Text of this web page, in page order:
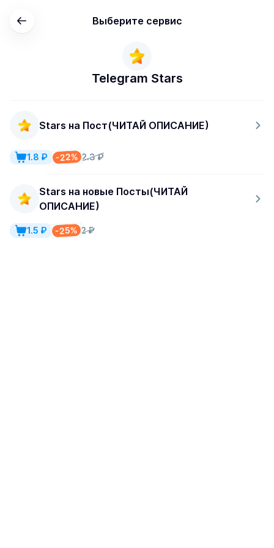
Выберите сервис
Telegram Stars
Stars на Пост(ЧИТАЙ ОПИСАНИЕ)
2.3 ₽
-22%
1.8 ₽
Stars на новые Посты(ЧИТАЙ
ОПИСАНИЕ)
2 ₽
-25%
1.5 ₽